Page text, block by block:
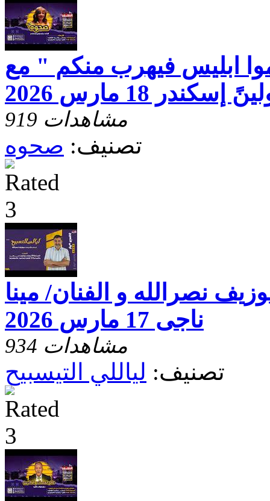
ابليس فيهرب منكم " مع
18 مارس 2026
919 مشاهدات
تصنيف: صحوه
نصرالله و الفنان/ مينا
ناجى 17 مارس 2026
934 مشاهدات
تصنيف: لياللي التيسبيح